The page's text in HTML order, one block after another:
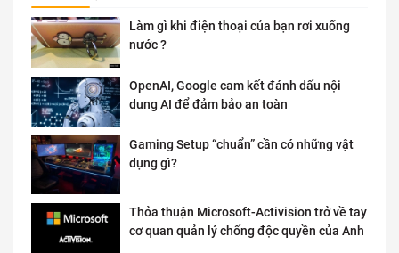
Làm gì khi điện thoại của bạn rơi xuống
nước ?
OpenAI, Google cam kết đánh dấu nội
dung AI để đảm bảo an toàn
Gaming Setup “chuẩn” cần có những vật
dụng gì?
Thỏa thuận Microsoft-Activision trở về tay
cơ quan quản lý chống độc quyền của Anh